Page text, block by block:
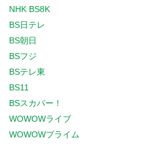
NHK BS8K
BS日テレ
BS朝日
BSフジ
BSテレ東
BS11
BSスカパー！
WOWOWライブ
WOWOWプライム